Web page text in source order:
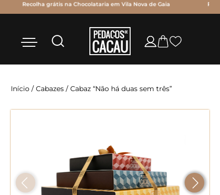
Personalize os chocolates com as suas próprias
Início /Cabazes / Cabaz “Não há duas sem três”